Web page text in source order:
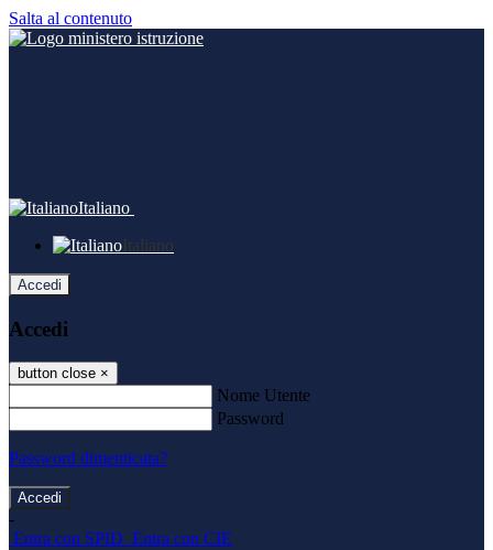
Salta al contenuto
Italiano
Italiano
Accedi
Accedi
button close ×
Nome Utente
Password
Password dimenticata?
-
Entra con SPID Entra con CIE